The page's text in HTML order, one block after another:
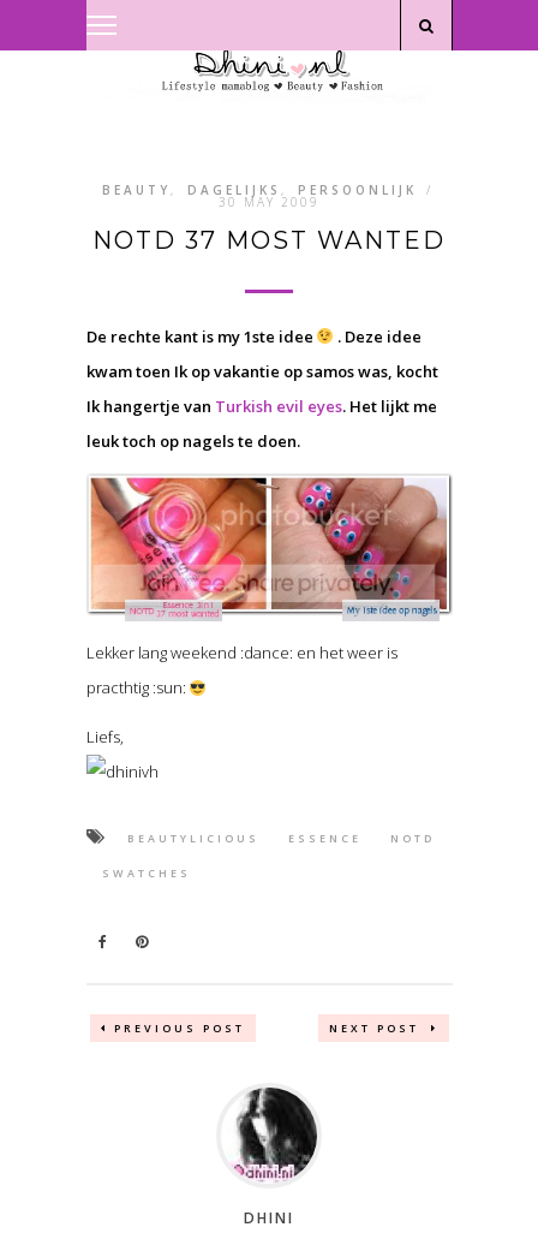
BEAUTY , DAGELIJKS , PERSOONLIJK /
30 MAY 2009
NOTD 37 MOST WANTED
De rechte kant is my 1ste idee
. Deze idee
kwam toen Ik op vakantie op samos was, kocht
Ik hangertje van Turkish evil eyes. Het lijkt me
leuk toch op nagels te doen.
Lekker lang weekend :dance: en het weer is
practhtig :sun:
Liefs,
BEAUTYLICIOUS ESSENCE NOTD
SWATCHES
PREVIOUS POST NEXT POST
DHINI